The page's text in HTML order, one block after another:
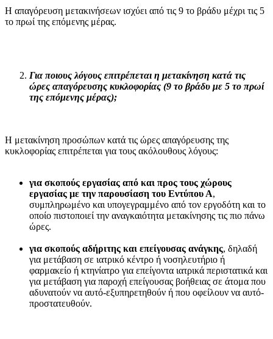
Η απαγόρευση μετακινήσεων ισχύει από τις 9 το βράδυ μέχρι τις 5
το πρωί της επόμενης μέρας.
Για ποιους λόγους επιτρέπεται η μετακίνηση κατά τις
ώρες απαγόρευσης κυκλοφορίας (9 το βράδυ με 5 το πρωί
της επόμενης μέρας);
Η μετακίνηση προσώπων κατά τις ώρες απαγόρευσης της
κυκλοφορίας επιτρέπεται για τους ακόλουθους λόγους:
για σκοπούς εργασίας από και προς τους χώρους
εργασίας με την παρουσίαση του Εντύπου Α,
συμπληρωμένο και υπογεγραμμένο από τον εργοδότη και το
οποίο πιστοποιεί την αναγκαιότητα μετακίνησης τις πιο πάνω
ώρες.
για σκοπούς αδήριτης και επείγουσας ανάγκης, δηλαδή
για μετάβαση σε ιατρικό κέντρο ή νοσηλευτήριο ή
φαρμακείο ή κτηνίατρο για επείγοντα ιατρικά περιστατικά και
για μετάβαση για παροχή επείγουσας βοήθειας σε άτομα που
αδυνατούν να αυτό-εξυπηρετηθούν ή που οφείλουν να αυτό-
προστατευθούν.